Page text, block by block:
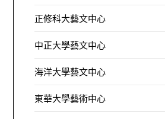
正修科大藝文中心
中正大學藝文中心
海洋大學藝文中心
東華大學藝術中心